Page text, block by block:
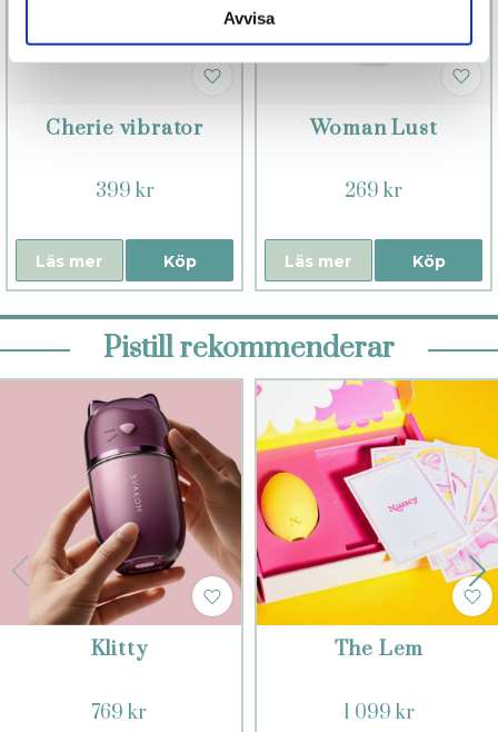
Avvisa
Cherie vibrator
399 kr
Köp
Läs mer
Woman Lust
269 kr
Köp
Läs mer
Pistill rekommenderar
Klitty
769 kr
The Lem
1 099 kr